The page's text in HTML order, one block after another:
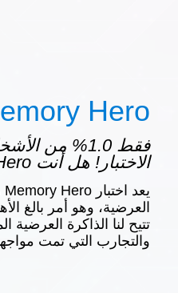
Hero
فقط 1.0% من
الاختبار! هل أنت Memory Hero؟
العرضية، وهو أمر بالغ
تتيح لنا الذاكرة العرضية
والتجارب التي تمت